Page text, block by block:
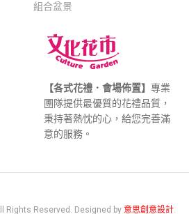
組合盆景
【各式花禮．會場佈置】 專業
圑隊提供最優質的花禮品質，
秉持著熱忱的心，給您完善滿
意的服務。
Rights Reserved. Designed by 意思創意設計.